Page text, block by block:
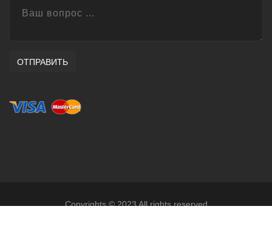
ОТПРАВИТЬ
Copyrights © 2023 All rights reserved